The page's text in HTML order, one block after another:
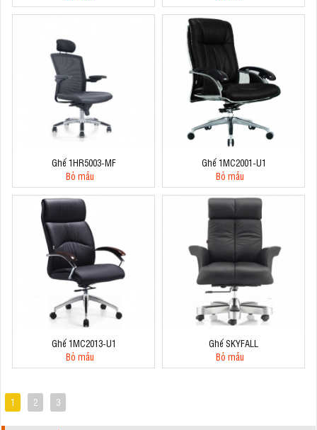
Ghế 1HR5003-MF
Bỏ mẫu
Ghế 1MC2001-U1
Bỏ mẫu
Ghế 1MC2013-U1
Bỏ mẫu
Ghế SKYFALL
Bỏ mẫu
1 2 3